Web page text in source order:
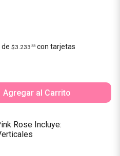
de$3.233 33 con tarjetas
Agregar al Carrito
Rose Incluye: